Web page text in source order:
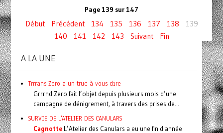
Page 139 sur 147
Début Précédent 134 135 136 137 138
139
140
141 142 143 Suivant Fin
A LA UNE
Trrrans Zero a un truc à vous dire
Grrrnd Zero fait l’objet depuis plusieurs mois d’une
campagne de dénigrement, à travers des prises de...
SURVIE DE L'ATELIER DES CANULARS
CagnotteL’Atelier des Canulars a eu une fin d'année